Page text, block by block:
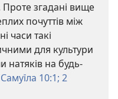
Проте згадані вище
почуттів між
часи такі
для культури
натяків на будь-
10:1; 2